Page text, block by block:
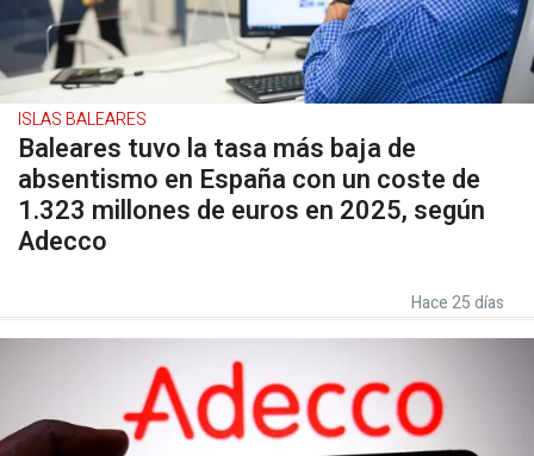
ISLAS BALEARES
Baleares tuvo la tasa más baja de
absentismo en España con un coste de
1.323 millones de euros en 2025, según
Adecco
Hace 25 días